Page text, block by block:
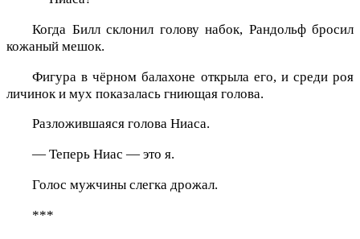
Когда Билл склонил голову набок, Рандольф бросил
кожаный мешок.
Фигура в чёрном балахоне открыла его, и среди роя
личинок и мух показалась гниющая голова.
Разложившаяся голова Ниаса.
— Теперь Ниас — это я.
Голос мужчины слегка дрожал.
***